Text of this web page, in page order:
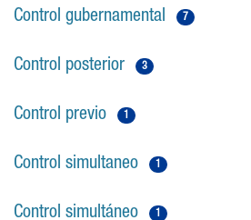
Control gubernamental 7
Control posterior 3
Control previo 1
Control simultaneo 1
Control simultáneo 1